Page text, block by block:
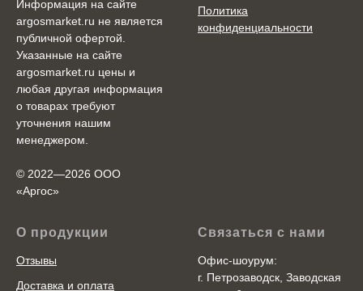
Информация на сайте
argosmarket.ru не является
публичной офертой.
Указанные на сайте
argosmarket.ru цены и
любая другая информация
о товарах требуют
уточнения нашим
менеджером.
© 2022—2026 ООО
«Аргоc»
Политика
конфиденциальности
О продукции
Отзывы
Доставка и оплата
Связаться с нами
Офис-шоурум:
г. Петрозаводск, Заводская